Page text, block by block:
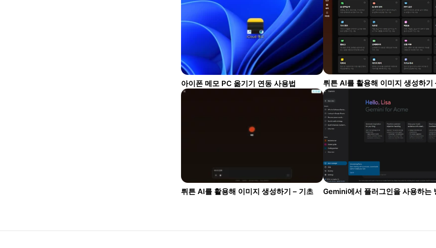
아이폰 메모 PC 옮기기 연동 사용법
뤼튼 AI를 활용해 이미지 생성하기 – 기초 Gemini에서 플러그인을 사용하는